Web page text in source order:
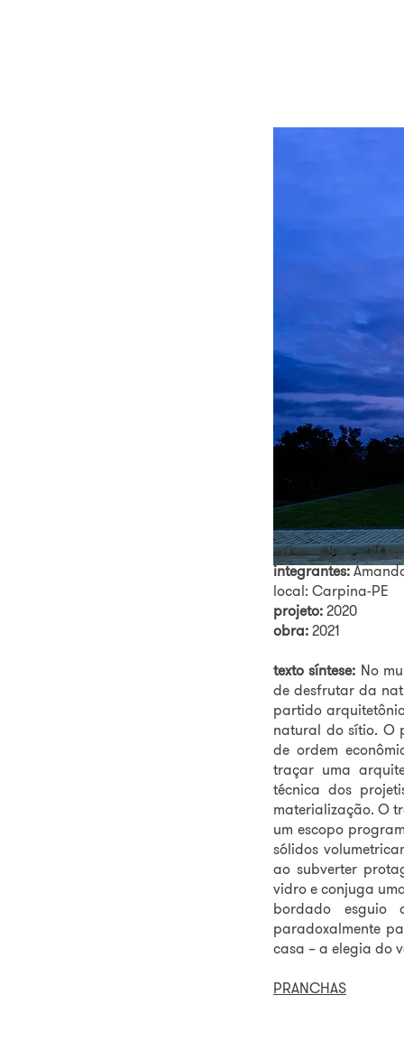
Casa Carpina
FICHA TÉCNICA
autor/coordenador:
integrantes:
local: Carpina-PE
projeto:2020
obra:2021
texto síntese: No
de desfrutar da
partido
natural do sítio. O
de ordem
traçar uma
técnica dos
materialização. O
um escopo
sólidos
ao subverter
vidro e conjuga
bordado esguio
paradoxalmente
casa – a elegia do
PRANCHAS